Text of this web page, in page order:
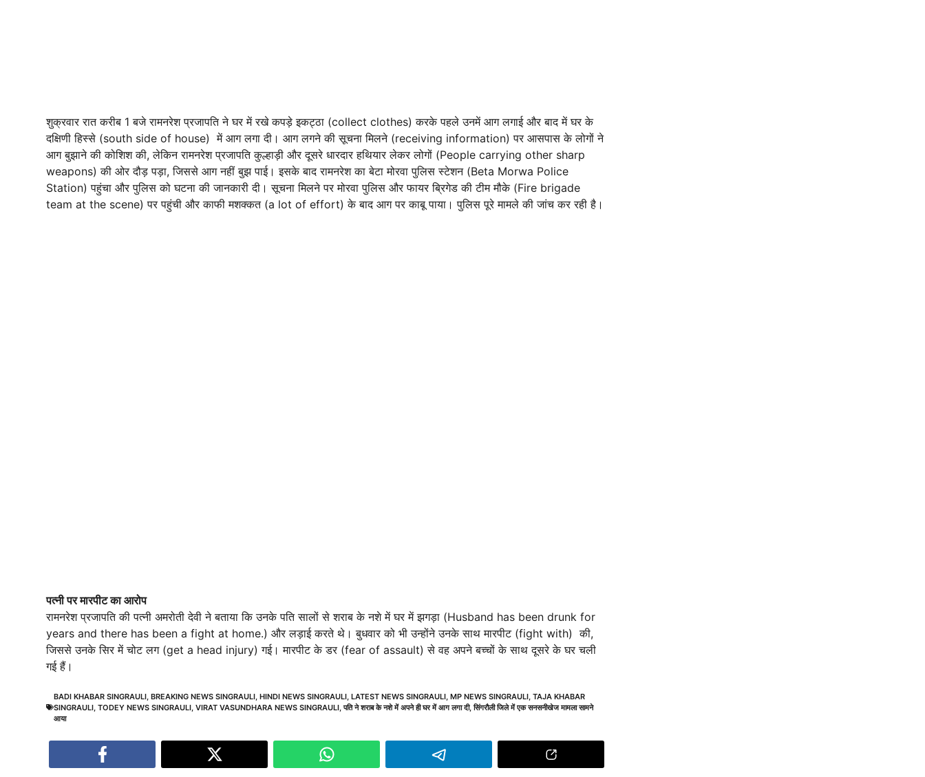
शुक्रवार रात करीब 1 बजे रामनरेश प्रजापति ने घर में रखे कपड़े इकट्ठा (collect clothes) करके पहले उनमें आग लगाई और बाद में घर के
दक्षिणी हिस्से (south side of house) में आग लगा दी। आग लगने की सूचना मिलने (receiving information) पर आसपास के लोगों ने
आग बुझाने की कोशिश की, लेकिन रामनरेश प्रजापति कुल्हाड़ी और दूसरे धारदार हथियार लेकर लोगों (People carrying other sharp
weapons) की ओर दौड़ पड़ा, जिससे आग नहीं बुझ पाई। इसके बाद रामनरेश का बेटा मोरवा पुलिस स्टेशन (Beta Morwa Police
Station) पहुंचा और पुलिस को घटना की जानकारी दी। सूचना मिलने पर मोरवा पुलिस और फायर ब्रिगेड की टीम मौके (Fire brigade
team at the scene) पर पहुंची और काफी मशक्कत (a lot of effort) के बाद आग पर काबू पाया। पुलिस पूरे मामले की जांच कर रही है।
पत्नी पर मारपीट का आरोप
रामनरेश प्रजापति की पत्नी अमरोती देवी ने बताया कि उनके पति सालों से शराब के नशे में घर में झगड़ा (Husband has been drunk for
years and there has been a fight at home.) और लड़ाई करते थे। बुधवार को भी उन्होंने उनके साथ मारपीट (fight with) की,
जिससे उनके सिर में चोट लग (get a head injury) गई। मारपीट के डर (fear of assault) से वह अपने बच्चों के साथ दूसरे के घर चली
गई हैं।
BADI KHABAR SINGRAULI, BREAKING NEWS SINGRAULI, HINDI NEWS SINGRAULI, LATEST NEWS SINGRAULI, MP NEWS SINGRAULI, TAJA KHABAR
SINGRAULI, TODEY NEWS SINGRAULI, VIRAT VASUNDHARA NEWS SINGRAULI,पति ने शराब के नशे में अपने ही घर में आग लगा दी,सिंगरौली जिले में एक सनसनीखेज मामला सामने
आया